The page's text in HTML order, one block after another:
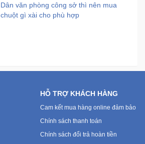
Dân văn phòng công sở thì nên mua
chuột gì xài cho phù hợp
HỖ TRỢ KHÁCH HÀNG
Cam kết mua hàng online đảm bảo
Chính sách thanh toán
Chính sách đổi trả hoàn tiền